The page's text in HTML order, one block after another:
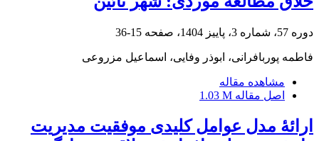
دوره 57، شماره 3، پاییز 1404، صفحه 15-36
فاطمه پوربافرانی، ابوذر وفایی، اسماعیل مزروعی
مشاهده مقاله
اصل مقاله 1.03 M
ارائۀ مدل عوامل کلیدی موفقیت مدیریت